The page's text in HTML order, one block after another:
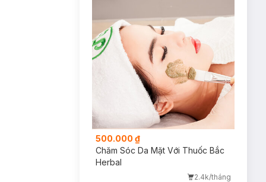
500.000 ₫
Chăm Sóc Da Mặt Với Thuốc Bắc
Herbal
2.4k/tháng